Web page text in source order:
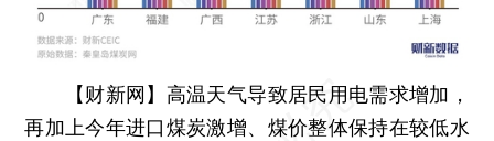
【财新网】 高温天气导致居民用电需求增加，
再加上今年进口煤炭激增、煤价整体保持在较低水